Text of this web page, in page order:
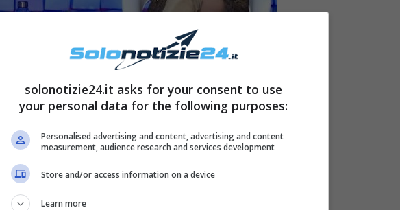
Alessandra Amoroso l’abbia aiutata a
di dicembre. Si tratta della morte
Ha raccontato Emma: “
Alessandra ci
La chiamavo giorno e notte, stavo
mancare Gaetano mi dicevano è solo un
solonotizie24.it asks for your consent to use
your personal data for the following purposes:
Personalised advertising and content, advertising and content
measurement, audience research and services development
Store and/or access information on a device
Learn more